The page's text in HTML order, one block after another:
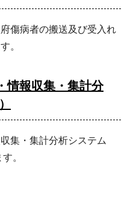
傷病者の搬送及び受入れ
。
情報収集・集計分
集・集計分析システム
。